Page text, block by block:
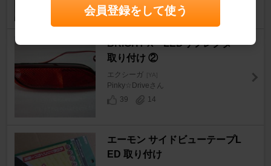
56
BRiGHT X LEDリフレクター
取り付け ②
エクシーガ [YA]
Pinky☆Driveさん
39
14
エーモン サイドビューテープL
ED 取り付け
会員登録をして使う